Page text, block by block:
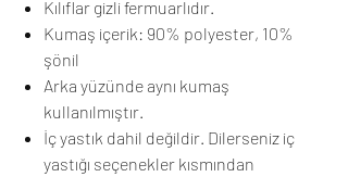
Kılıflar gizli fermuarlıdır.
Kumaş içerik: 90% polyester, 10%
şönil
Arka yüzünde aynı kumaş
kullanılmıştır.
İç yastık dahil değildir. Dilerseniz iç
yastığı seçenekler kısmından